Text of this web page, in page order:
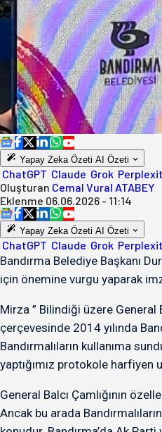
Yapay Zeka Özeti AI Özeti
ChatGPT Claude Grok
Oluşturan Cemal Vural ATABEY
Eklenme 06.06.2026 - 11:14
Yapay Zeka Özeti AI Özeti
ChatGPT Claude Grok
Bandırma Belediye Başkanı
için önemine vurgu yaparak
Mirza ” Bilindiği üzere General
çerçevesinde 2014 yılında
Bandırmalıların kullanıma
yaptığımız protokole harfiyen
General Balcı Çamlığının
Ancak bu arada